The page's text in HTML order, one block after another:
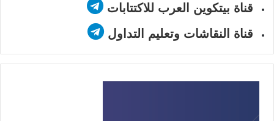
قناة بيتكوين العرب للاكتتابات
قناة النقاشات وتعليم التداول